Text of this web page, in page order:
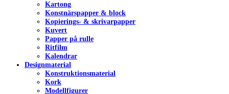
Kartong
Konstnärspapper & block
Kopierings- & skrivarpapper
Kuvert
Papper på rulle
Ritfilm
Kalendrar
Designmaterial
Konstruktionsmaterial
Kork
Modellfigurer